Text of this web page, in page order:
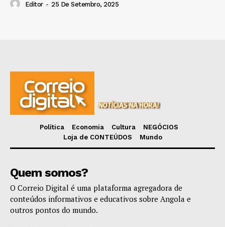
Editor - 25 De Setembro, 2025
Política Economia Cultura
NEGÓCIOS
Loja de CONTEÚDOS
Mundo
Quem somos?
O Correio Digital é uma plataforma agregadora de
conteúdos informativos e educativos sobre Angola e
outros pontos do mundo.